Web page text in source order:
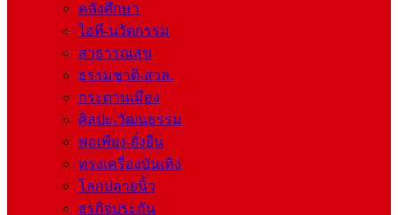
คลังศึกษา
ไอที-นวัตกรรม
สาธารณสุข
ธรรมชาติ-สวล.
กระดานเมือง
ศิลปะ-วัฒนธรรม
พอเพียง-ยั่งยืน
ทรงเครื่องบันเทิง
โลกปลายนิ้ว
ธุรกิจประกัน